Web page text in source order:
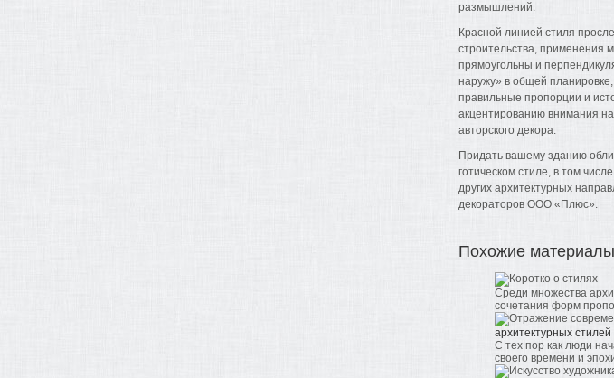
размышлений.
Красной линией стиля
строительства, применения
прямоугольны и
наружу» в общей
правильные пропорции и
акцентированию внимания
авторского декора.
Придать вашему зданию
готическом стиле, в том
других архитектурных
декораторов ООО «Плюс».
Похожие
Среди множества
сочетания форм
архитектурных
С тех пор как люди
своего времени и